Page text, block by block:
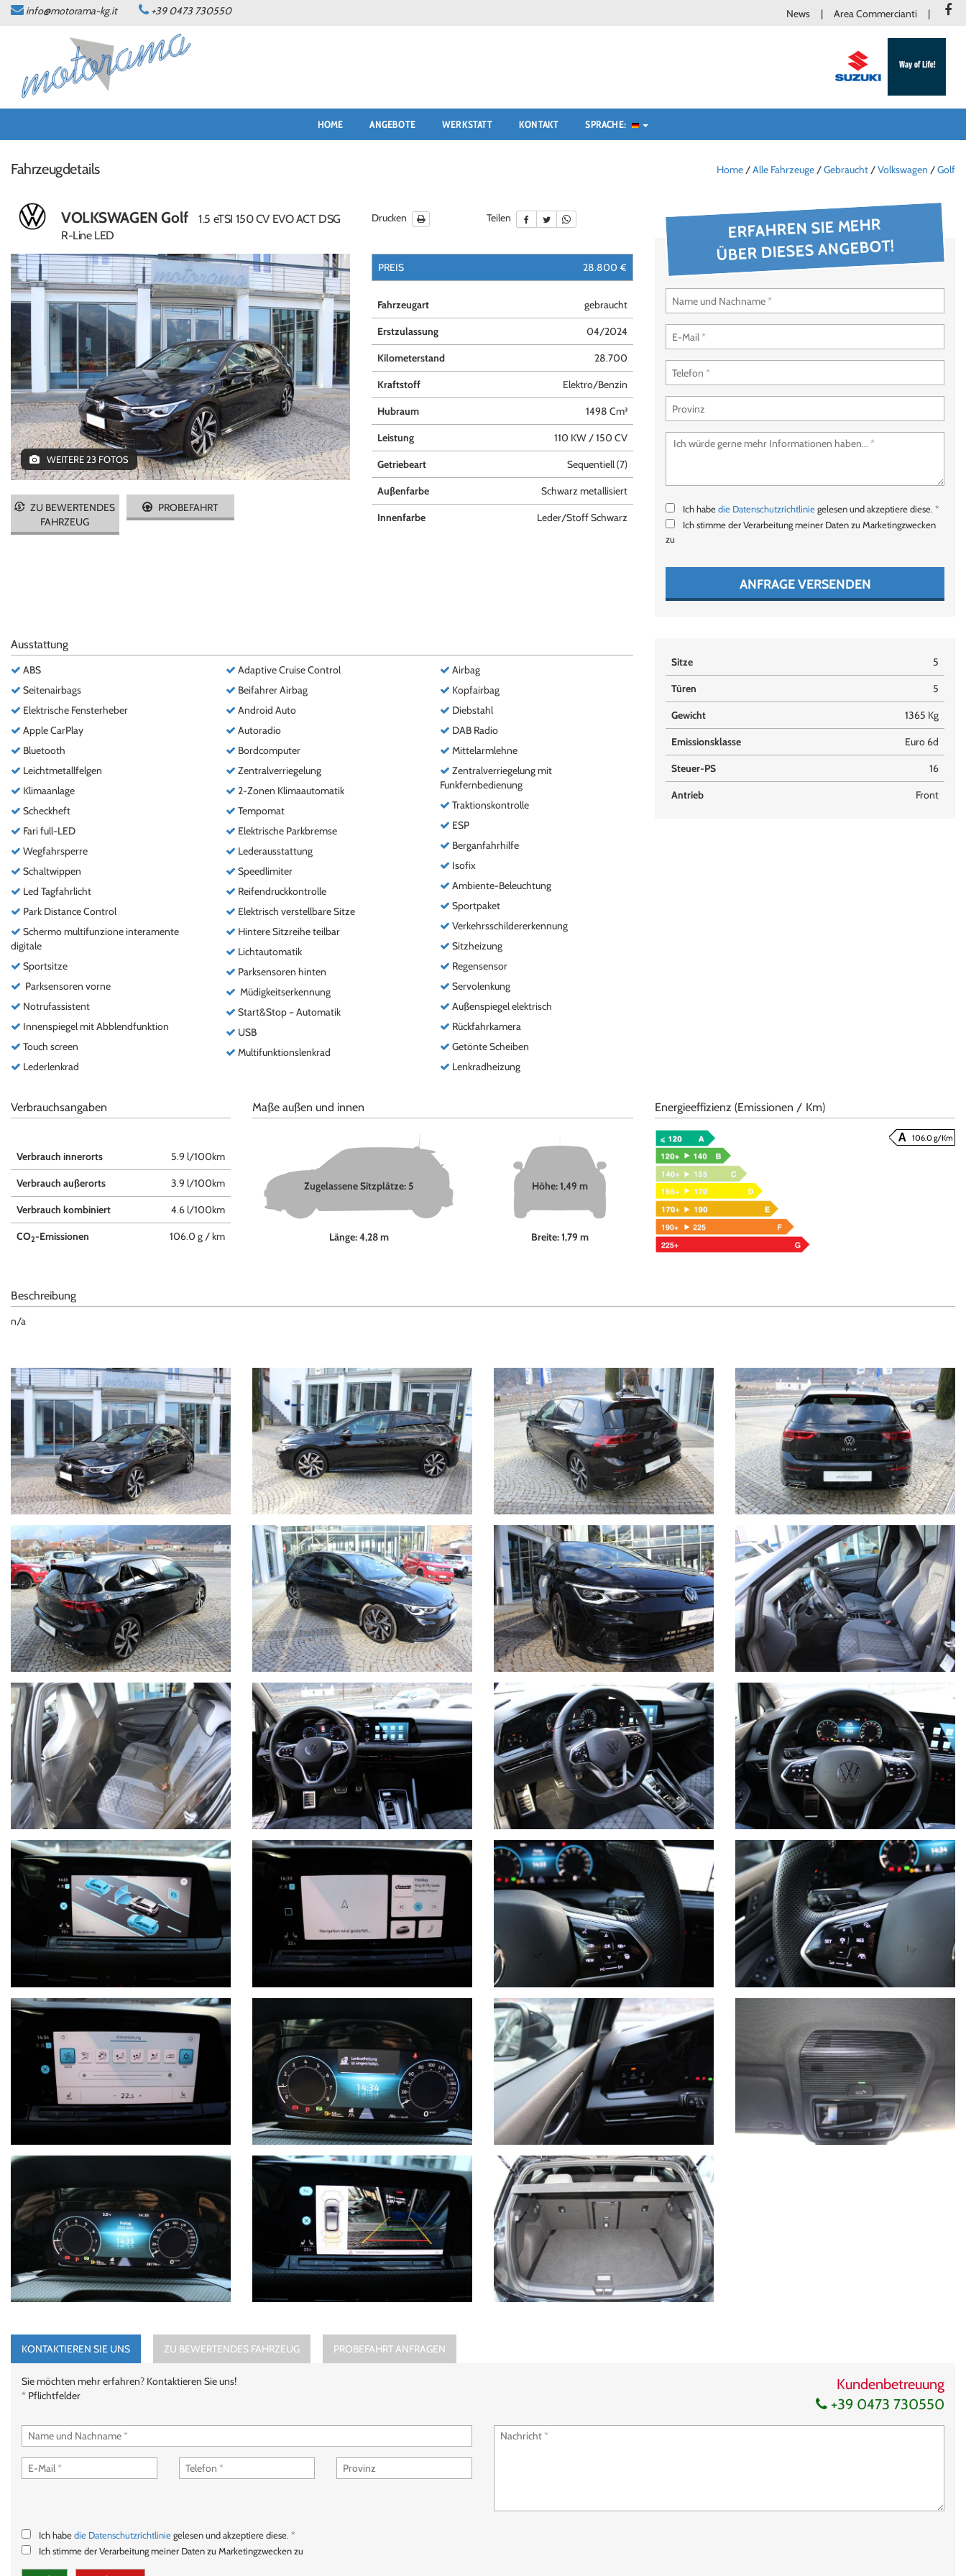
DEUTSCH
ITALIANO
NEWS
AREA COMMERCIANTI
ITALIANO
info@motorama-kg.it +39 0473 730550 News Area Commercianti
HOME ANGEBOTE WERKSTATT KONTAKT SPRACHE:
Fahrzeugdetails Home /Alle Fahrzeuge /Gebraucht /Volkswagen /Golf
VOLKSWAGEN Golf
1.5 eTSI 150 CV EVO ACT DSG
R-Line LED
Drucken Teilen
WEITERE 23 FOTOS
ZU BEWERTENDES
FAHRZEUG
PROBEFAHRT
PREIS 28.800 €
Fahrzeugart gebraucht
Erstzulassung 04/2024
Kilometerstand 28.700
Kraftstoff Elektro/Benzin
Hubraum 1498 Cm³
Leistung 110 KW / 150 CV
Getriebeart Sequentiell (7)
Außenfarbe Schwarz metallisiert
Innenfarbe Leder/Stoff Schwarz
ERFAHREN SIE MEHR
ÜBER DIESES ANGEBOT!
Ich habedie Datenschutzrichtliniegelesen und akzeptiere diese. *
Ich stimme der Verarbeitung meiner Daten zu Marketingzwecken
zu
ANFRAGE VERSENDEN
Ausstattung
ABS
Seitenairbags
Elektrische Fensterheber
Apple CarPlay
Bluetooth
Leichtmetallfelgen
Klimaanlage
Scheckheft
Fari full-LED
Wegfahrsperre
Schaltwippen
Led Tagfahrlicht
Park Distance Control
Schermo multifunzione interamente
digitale
Sportsitze
Parksensoren vorne
Notrufassistent
Innenspiegel mit Abblendfunktion
Touch screen
Lederlenkrad
Adaptive Cruise Control
Beifahrer Airbag
Android Auto
Autoradio
Bordcomputer
Zentralverriegelung
2-Zonen Klimaautomatik
Tempomat
Elektrische Parkbremse
Lederausstattung
Speedlimiter
Reifendruckkontrolle
Elektrisch verstellbare Sitze
Hintere Sitzreihe teilbar
Lichtautomatik
Parksensoren hinten
Müdigkeitserkennung
Start&Stop – Automatik
USB
Multifunktionslenkrad
Airbag
Kopfairbag
Diebstahl
DAB Radio
Mittelarmlehne
Zentralverriegelung mit
Funkfernbedienung
Traktionskontrolle
ESP
Berganfahrhilfe
Isofix
Ambiente-Beleuchtung
Sportpaket
Verkehrsschildererkennung
Sitzheizung
Regensensor
Servolenkung
Außenspiegel elektrisch
Rückfahrkamera
Getönte Scheiben
Lenkradheizung
Sitze 5
Türen 5
Gewicht 1365 Kg
Emissionsklasse Euro 6d
Steuer-PS 16
Antrieb Front
Verbrauchsangaben
Verbrauch innerorts 5.9 l/100km
Verbrauch außerorts 3.9 l/100km
Verbrauch kombiniert 4.6 l/100km
CO2-Emissionen 106.0 g / km
Maße außen und innen
Zugelassene Sitzplätze: 5
Länge: 4,28 m
Höhe: 1,49 m
Breite: 1,79 m
Energieeffizienz (Emissionen / Km)
106.0 g/Km
Beschreibung
n/a
KONTAKTIEREN SIE UNS ZU BEWERTENDES FAHRZEUG PROBEFAHRT ANFRAGEN
Sie möchten mehr erfahren? Kontaktieren Sie uns!
* Pflichtfelder
Kundenbetreuung
+39 0473 730550
Ich habedie Datenschutzrichtliniegelesen und akzeptiere diese. *
Ich stimme der Verarbeitung meiner Daten zu Marketingzwecken zu